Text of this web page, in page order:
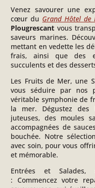
Venez savourer une
cœur du Grand Hôtel de
Plougrescant vous
saveurs marines.
mettant en vedette les
frais, ainsi que des
succulents et des
Les Fruits de Mer, une
vous séduire par nos
véritable symphonie de
la mer. Dégustez des
juteuses, des moules
accompagnées de
bouchée. Notre
avec soin, pour vous
et mémorable.
Entrées et Salades,
: Commencez votre